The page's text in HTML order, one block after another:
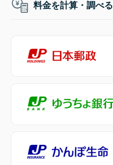
料金を計算・調べる